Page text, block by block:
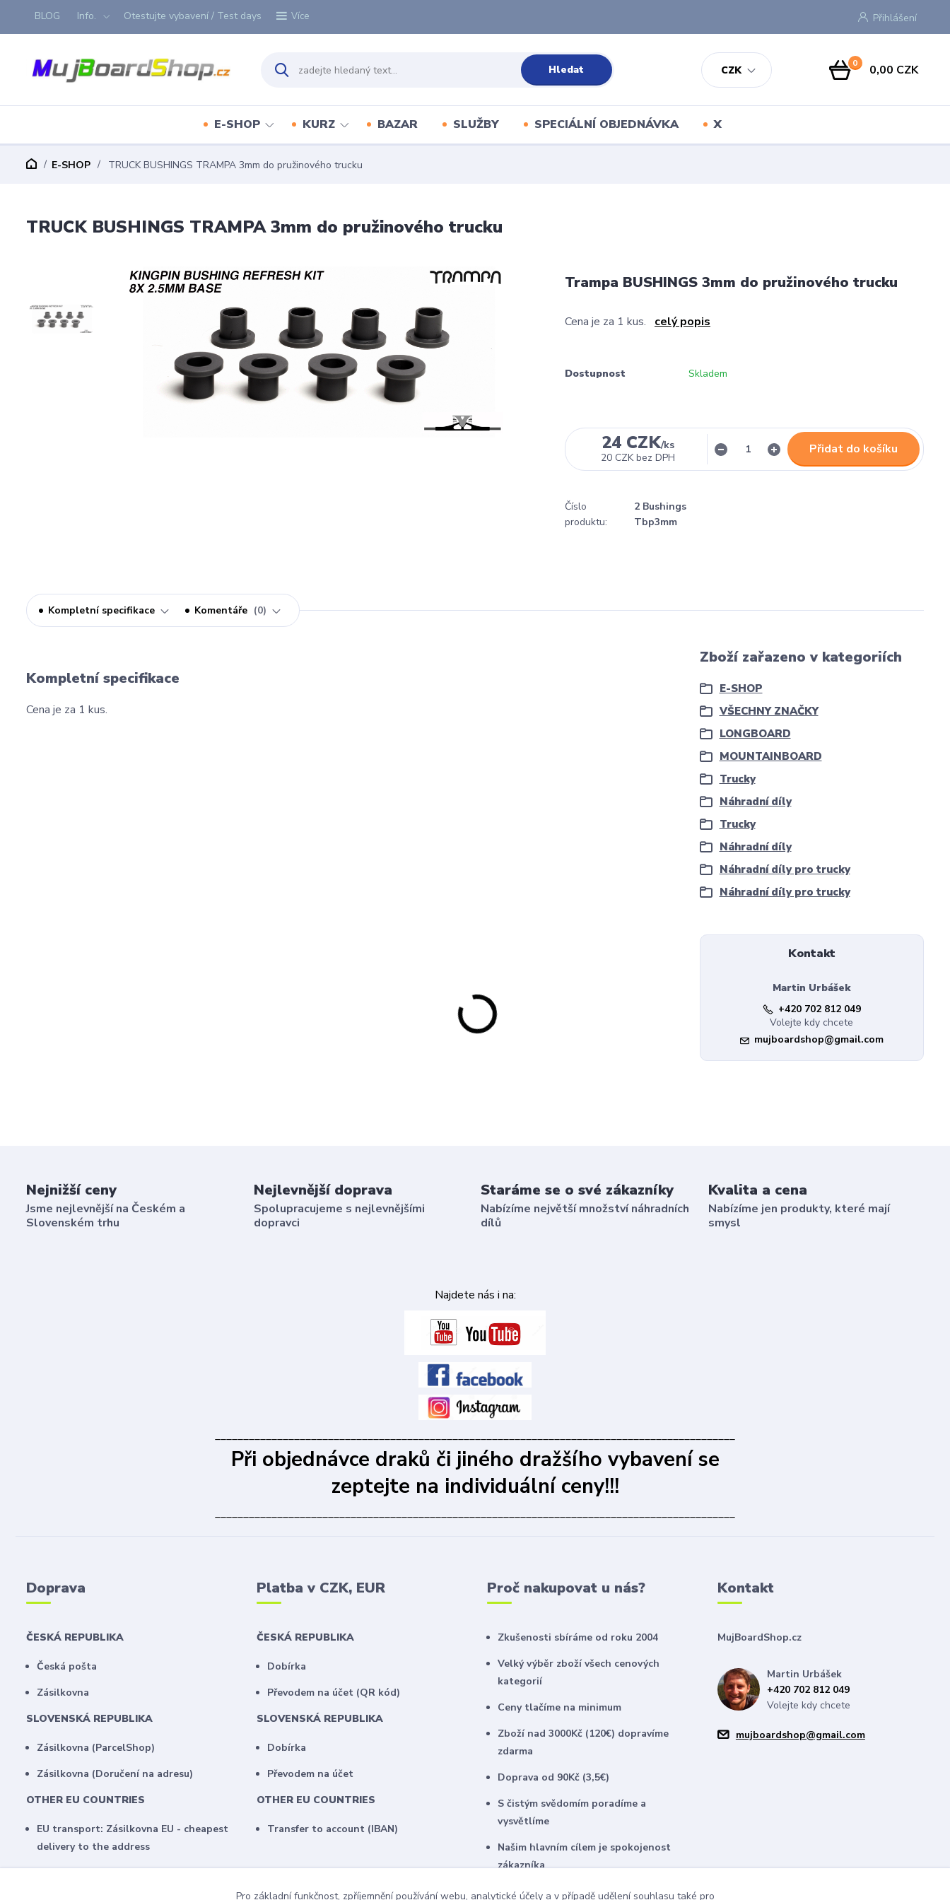
BLOG Info. Otestujte vybavení / Test days Více
CZK
Přihlášení
Hledat 0 0,00 CZK
E-SHOP KURZ BAZAR SLUŽBY SPECIÁLNÍ OBJEDNÁVKA X
E-SHOP TRUCK BUSHINGS TRAMPA 3mm do pružinového trucku
TRUCK BUSHINGS TRAMPA 3mm do pružinového trucku
Trampa BUSHINGS 3mm do pružinového trucku
Cena je za 1 kus. celý popis
Dostupnost Skladem
24 CZK/ks
20 CZK bez DPH
Přidat do košíku
Číslo
produktu:
2 Bushings
Tbp3mm
Kompletní specifikace Komentáře 0
Kompletní specifikace
Cena je za 1 kus.
Zboží zařazeno v kategoriích
E-SHOP
VŠECHNY ZNAČKY
LONGBOARD
MOUNTAINBOARD
Trucky
Náhradní díly
Trucky
Náhradní díly
Náhradní díly pro trucky
Náhradní díly pro trucky
Kontakt
Martin Urbášek
+420 702 812 049
Volejte kdy chcete
mujboardshop@gmail.com
Nejnižší ceny
Jsme nejlevnější na Českém a
Slovenském trhu
Nejlevnější doprava
Spolupracujeme s nejlevnějšími
dopravci
Staráme se o své zákazníky
Nabízíme největší množství náhradních
dílů
Kvalita a cena
Nabízíme jen produkty, které mají
smysl
Najdete nás i na:
____________________________________________________________________________________________
Při objednávce draků či jiného dražšího vybavení se
zeptejte na individuální ceny!!!
____________________________________________________________________________________________
Doprava
ČESKÁ REPUBLIKA
Česká pošta
Zásilkovna
SLOVENSKÁ REPUBLIKA
Zásilkovna (ParcelShop)
Zásilkovna (Doručení na adresu)
OTHER EU COUNTRIES
EU transport: Zásilkovna EU - cheapest
delivery to the address
Platba v CZK, EUR
ČESKÁ REPUBLIKA
Dobírka
Převodem na účet (QR kód)
SLOVENSKÁ REPUBLIKA
Dobírka
Převodem na účet
OTHER EU COUNTRIES
Transfer to account (IBAN)
Proč nakupovat u nás?
Zkušenosti sbíráme od roku 2004
Velký výběr zboží všech cenových
kategorií
Ceny tlačíme na minimum
Zboží nad 3000Kč (120€) dopravíme
zdarma
Doprava od 90Kč (3,5€)
S čistým svědomím poradíme a
vysvětlíme
Našim hlavním cílem je spokojenost
zákazníka
U našich stálých klientů nabízíme
Kontakt
MujBoardShop.cz
Martin Urbášek
+420 702 812 049
Volejte kdy chcete
mujboardshop@gmail.com
Pro základní funkčnost, zpříjemnění používání webu, analytické účely a v případě udělení souhlasu také pro